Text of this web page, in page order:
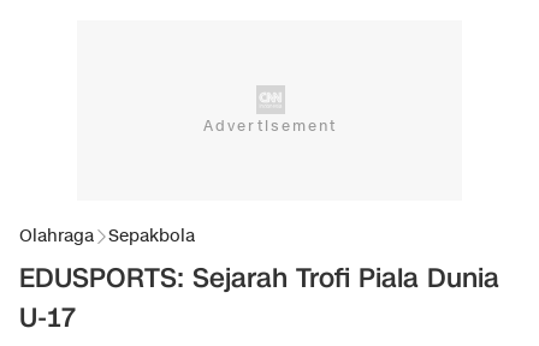
Olahraga Sepakbola
EDUSPORTS: Sejarah Trofi Piala Dunia
U-17